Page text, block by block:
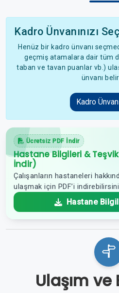
Kadro Ünvanınızı
Henüz bir kadro ünvanı
geçmiş atamalara dair tüm
taban ve tavan puanlar vb.)
ünvanı
Kadro
Ücretsiz PDF İndir
Hastane Bilgileri &
İndir)
Çalışanların hastaneleri
ulaşmak için PDF’i
Hastane
Ulaşım ve